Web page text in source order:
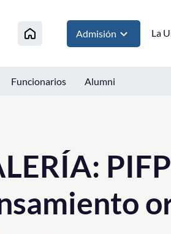
Admisión La
Funcionarios Alumni